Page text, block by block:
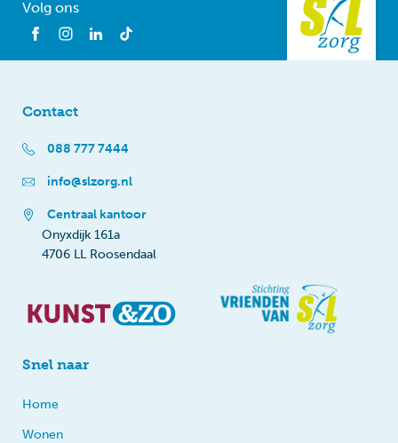
Volg ons
Contact
088 777 7444
info@slzorg.nl
Centraal kantoor
Onyxdijk 161a
4706 LL Roosendaal
Snel naar
Home
Wonen